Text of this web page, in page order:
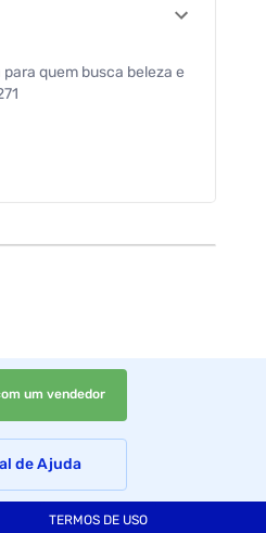
quem busca beleza e
um vendedor
de Ajuda
TERMOS DE USO